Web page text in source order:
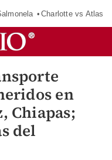
Charlotte vs Atlas
en
Chiapas;
del